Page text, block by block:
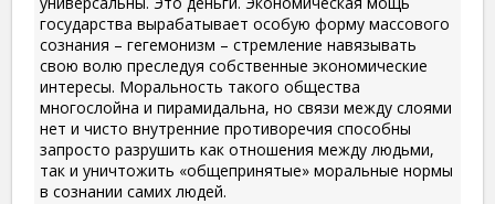
государства вырабатывает особую форму массового
сознания – гегемонизм – стремление навязывать
свою волю преследуя собственные экономические
интересы. Моральность такого общества
многослойна и пирамидальна, но связи между слоями
нет и чисто внутренние противоречия способны
запросто разрушить как отношения между людьми,
так и уничтожить «общепринятые» моральные нормы
в сознании самих людей.